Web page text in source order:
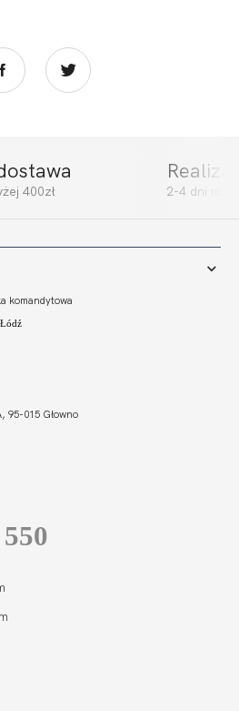
400zł 2-4 dni
komandytowa
95-015 Głowno